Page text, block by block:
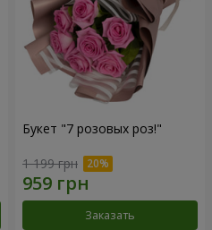
Букет "7 розовых роз!"
1 199 грн
Заказать